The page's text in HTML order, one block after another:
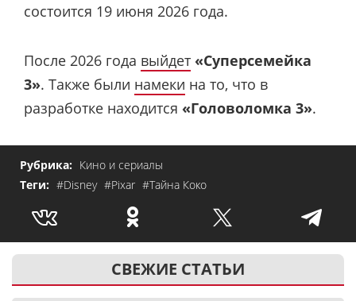
состоится 19 июня 2026 года.
После 2026 года выйдет «Суперсемейка
3». Также были намеки на то, что в
разработке находится «Головоломка 3».
Рубрика: Кино и сериалы
Теги: #Disney #Pixar #Тайна Коко
СВЕЖИЕ СТАТЬИ